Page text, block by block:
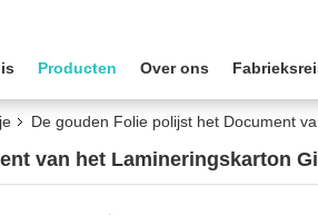
Producten Over ons
De gouden Folie polijst het Document
van het Lamineringskarton